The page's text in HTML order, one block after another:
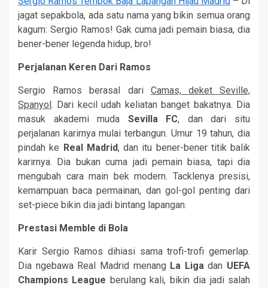
jagat sepakbola, ada satu nama yang bikin semua orang
kagum: Sergio Ramos! Gak cuma jadi pemain biasa, dia
bener-bener legenda hidup, bro!
Perjalanan Keren Dari Ramos
Sergio Ramos berasal dari Camas, deket Seville,
Spanyol. Dari kecil udah keliatan banget bakatnya. Dia
masuk akademi muda Sevilla FC, dan dari situ
perjalanan karirnya mulai terbangun. Umur 19 tahun, dia
pindah ke Real Madrid, dan itu bener-bener titik balik
karirnya. Dia bukan cuma jadi pemain biasa, tapi dia
mengubah cara main bek modern. Tacklenya presisi,
kemampuan baca permainan, dan gol-gol penting dari
set-piece bikin dia jadi bintang lapangan.
Prestasi Memble di Bola
Karir Sergio Ramos dihiasi sama trofi-trofi gemerlap.
Dia ngebawa Real Madrid menang La Liga dan UEFA
Champions League berulang kali, bikin dia jadi salah